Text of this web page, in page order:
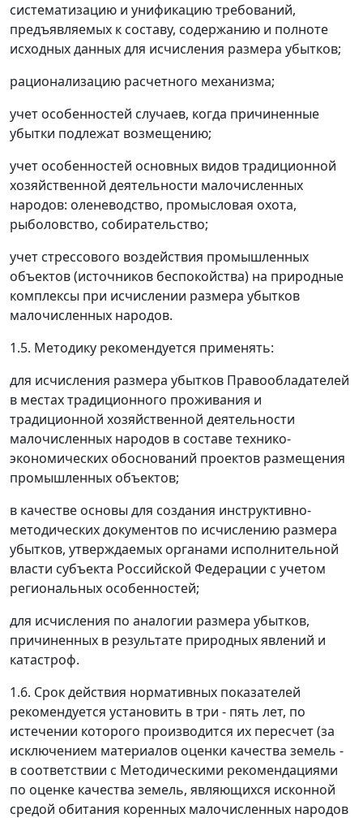
систематизацию и унификацию требований,
предъявляемых к составу, содержанию и полноте
исходных данных для исчисления размера убытков;
рационализацию расчетного механизма;
учет особенностей случаев, когда причиненные
убытки подлежат возмещению;
учет особенностей основных видов традиционной
хозяйственной деятельности малочисленных
народов: оленеводство, промысловая охота,
рыболовство, собирательство;
учет стрессового воздействия промышленных
объектов (источников беспокойства) на природные
комплексы при исчислении размера убытков
малочисленных народов.
1.5. Методику рекомендуется применять:
для исчисления размера убытков Правообладателей
в местах традиционного проживания и
традиционной хозяйственной деятельности
малочисленных народов в составе технико-
экономических обоснований проектов размещения
промышленных объектов;
в качестве основы для создания инструктивно-
методических документов по исчислению размера
убытков, утверждаемых органами исполнительной
власти субъекта Российской Федерации с учетом
региональных особенностей;
для исчисления по аналогии размера убытков,
причиненных в результате природных явлений и
катастроф.
1.6. Срок действия нормативных показателей
рекомендуется установить в три - пять лет, по
истечении которого производится их пересчет (за
исключением материалов оценки качества земель -
в соответствии с Методическими рекомендациями
по оценке качества земель, являющихся исконной
средой обитания коренных малочисленных народов